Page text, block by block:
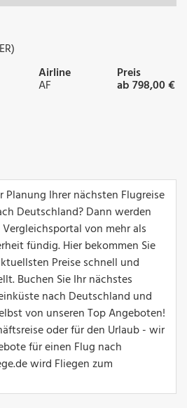
Airline
AF
Preis
ab 798,00 €
Planung Ihrer nächsten Flugreise
Deutschland? Dann werden
von mehr als
fündig. Hier bekommen Sie
Preise schnell und
Buchen Sie Ihr nächstes
nach Deutschland und
von unseren Top Angeboten!
oder für den Urlaub - wir
für einen Flug nach
wird Fliegen zum